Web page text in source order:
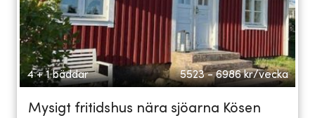
4 + 1 bäddar 5523 - 6986 kr/vecka
Mysigt fritidshus nära sjöarna Kösen